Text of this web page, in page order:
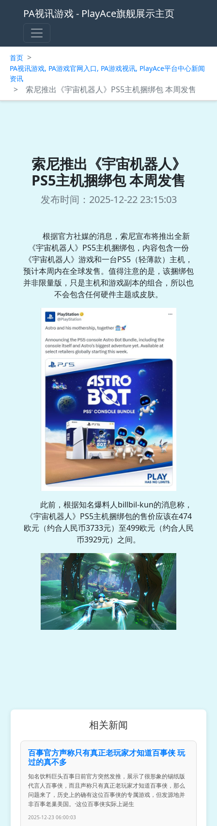
PA视讯游戏 - PlayAce旗舰展示主页
首页 >
PA视讯游戏, PA游戏官网入口, PA游戏视讯, PlayAce平台中心新闻
资讯
> 索尼推出《宇宙机器人》PS5主机捆绑包 本周发售
索尼推出《宇宙机器人》
PS5主机捆绑包 本周发售
发布时间：2025-12-22 23:15:03
根据官方社媒的消息，索尼宣布将推出全新
《宇宙机器人》PS5主机捆绑包，内容包含一份
《宇宙机器人》游戏和一台PS5（轻薄款）主机，
预计本周内在全球发售。值得注意的是，该捆绑包
并非限量版，只是主机和游戏副本的组合，所以也
不会包含任何硬件主题或皮肤。
此前，根据知名爆料人billbil-kun的消息称，
《宇宙机器人》PS5主机捆绑包的售价应该在474
欧元（约合人民币3733元）至499欧元（约合人民
币3929元）之间。
相关新闻
百事官方声称只有真正老玩家才知道百事侠 玩
过的真不多
知名饮料巨头百事日前官方突然发推，展示了很形象的锡纸版
代言人百事侠，而且声称只有真正老玩家才知道百事侠，那么
问题来了，历史上的确有这位百事侠的专属游戏，但发源地并
非百事老巢美国。·这位百事侠实际上诞生
2025-12-23 06:00:03